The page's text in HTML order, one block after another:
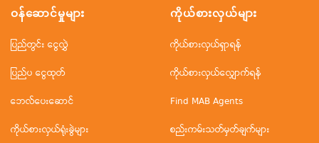
ဝန်ဆောင်မှုများ
ပြည်တွင်း ငွေလွှဲ
ပြည်ပ ငွေထုတ်
ဘေလ်ပေးဆောင်
ကိုယ်စားလှယ်ရုံးခွဲများ
ကိုယ်စားလှယ်များ
ကိုယ်စားလှယ်ရှာရန်
ကိုယ်စားလှယ်လျှောက်ရန်
Find MAB Agents
စည်းကမ်းသတ်မှတ်ချက်များ